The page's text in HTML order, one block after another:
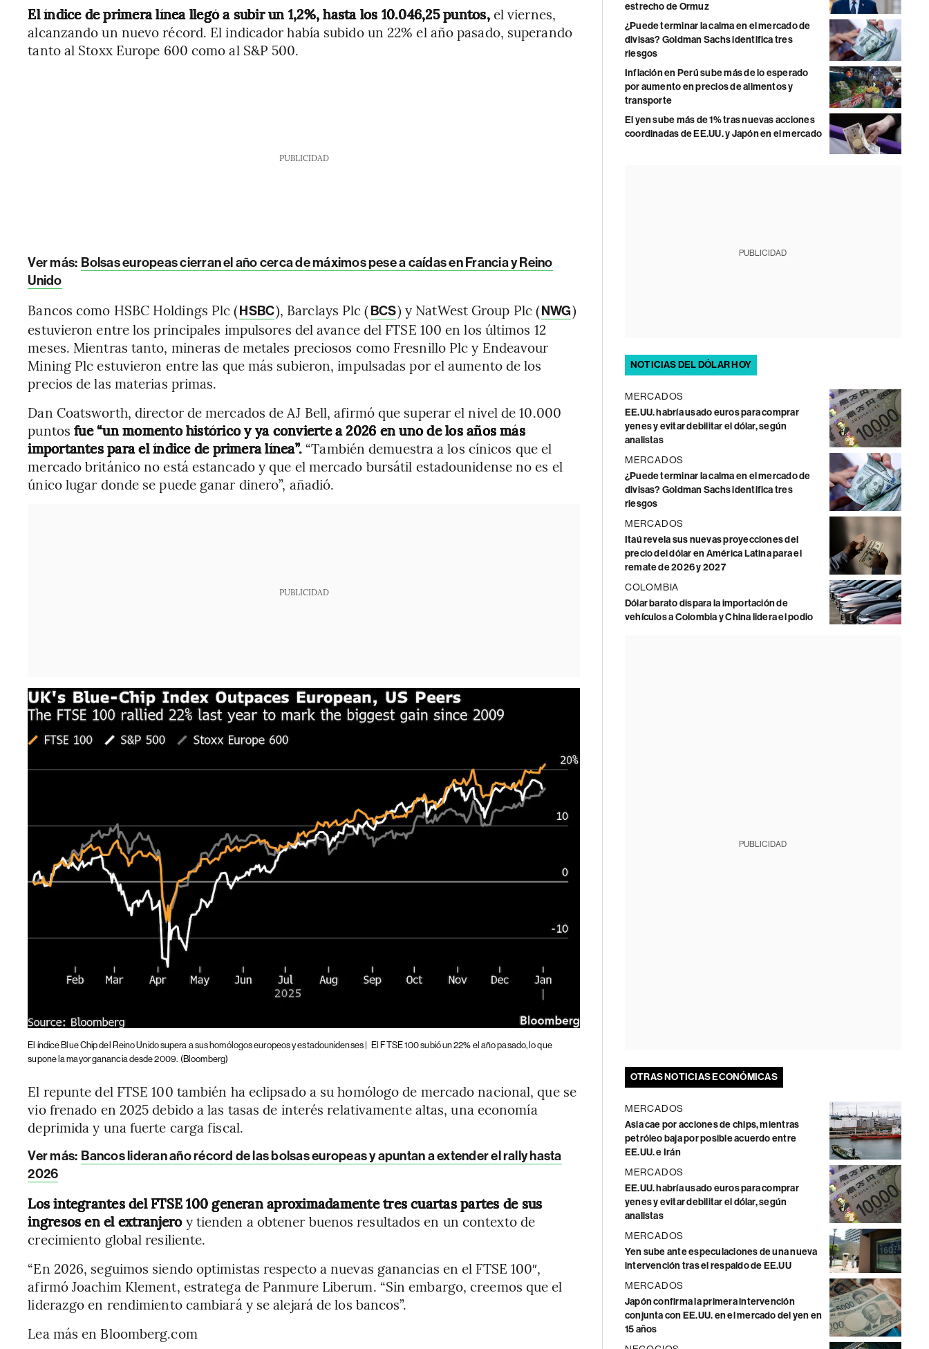
El índice de primera línea llegó a subir un 1,2%, hasta los 10.046,25 puntos,el viernes,
alcanzando un nuevo récord. El indicador había subido un 22% el año pasado, superando
tanto al Stoxx Europe 600 como al S&P 500.
PUBLICIDAD
Ver más: Bolsas europeas cierran el año cerca de máximos pese a caídas en Francia y Reino
Unido
Bancos como HSBC Holdings Plc (HSBC), Barclays Plc (BCS) y NatWest Group Plc (NWG)
estuvieron entre los principales impulsores del avance del FTSE 100 en los últimos 12
meses. Mientras tanto, mineras de metales preciosos como Fresnillo Plc y Endeavour
Mining Plc estuvieron entre las que más subieron, impulsadas por el aumento de los
precios de las materias primas.
Dan Coatsworth, director de mercados de AJ Bell, afirmó que superar el nivel de 10.000
puntos fue “un momento histórico y ya convierte a 2026 en uno de los años más
importantes para el índice de primera línea”. “También demuestra a los cínicos que el
mercado británico no está estancado y que el mercado bursátil estadounidense no es el
único lugar donde se puede ganar dinero”, añadió.
PUBLICIDAD
El índice Blue Chip del Reino Unido supera a sus homólogos europeos y estadounidenses |
El FTSE 100 subió un 22% el año pasado, lo que
supone la mayor ganancia desde 2009. (Bloomberg)
El repunte del FTSE 100 también ha eclipsado a su homólogo de mercado nacional, que se
vio frenado en 2025 debido a las tasas de interés relativamente altas, una economía
deprimida y una fuerte carga fiscal.
Ver más: Bancos lideran año récord de las bolsas europeas y apuntan a extender el rally hasta
2026
Los integrantes del FTSE 100 generan aproximadamente tres cuartas partes de sus
ingresos en el extranjeroy tienden a obtener buenos resultados en un contexto de
crecimiento global resiliente.
“En 2026, seguimos siendo optimistas respecto a nuevas ganancias en el FTSE 100″,
afirmó Joachim Klement, estratega de Panmure Liberum. “Sin embargo, creemos que el
liderazgo en rendimiento cambiará y se alejará de los bancos”.
Lea más en Bloomberg.com
estrecho de Ormuz
¿Puede terminar la calma en el mercado de
divisas? Goldman Sachs identifica tres
riesgos
Inflación en Perú sube más de lo esperado
por aumento en precios de alimentos y
transporte
El yen sube más de 1% tras nuevas acciones
coordinadas de EE.UU. y Japón en el mercado
PUBLICIDAD
NOTICIAS DEL DÓLAR HOY
MERCADOS
EE.UU. habría usado euros para comprar
yenes y evitar debilitar el dólar, según
analistas
MERCADOS
¿Puede terminar la calma en el mercado de
divisas? Goldman Sachs identifica tres
riesgos
MERCADOS
Itaú revela sus nuevas proyecciones del
precio del dólar en América Latina para el
remate de 2026 y 2027
COLOMBIA
Dólar barato dispara la importación de
vehículos a Colombia y China lidera el podio
PUBLICIDAD
OTRAS NOTICIAS ECONÓMICAS
MERCADOS
Asia cae por acciones de chips, mientras
petróleo baja por posible acuerdo entre
EE.UU. e Irán
MERCADOS
EE.UU. habría usado euros para comprar
yenes y evitar debilitar el dólar, según
analistas
MERCADOS
Yen sube ante especulaciones de una nueva
intervención tras el respaldo de EE.UU
MERCADOS
Japón confirma la primera intervención
conjunta con EE.UU. en el mercado del yen en
15 años